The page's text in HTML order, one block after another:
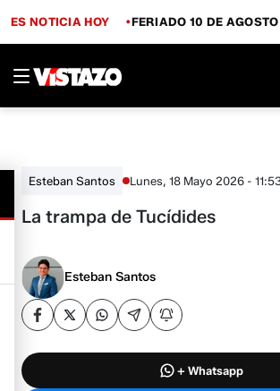
ES NOTICIA HOY FERIADO 10 DE AGOSTO
Esteban Santos Lunes, 18 Mayo 2026 -
La trampa de Tucídides
Esteban Santos
+ Whatsapp